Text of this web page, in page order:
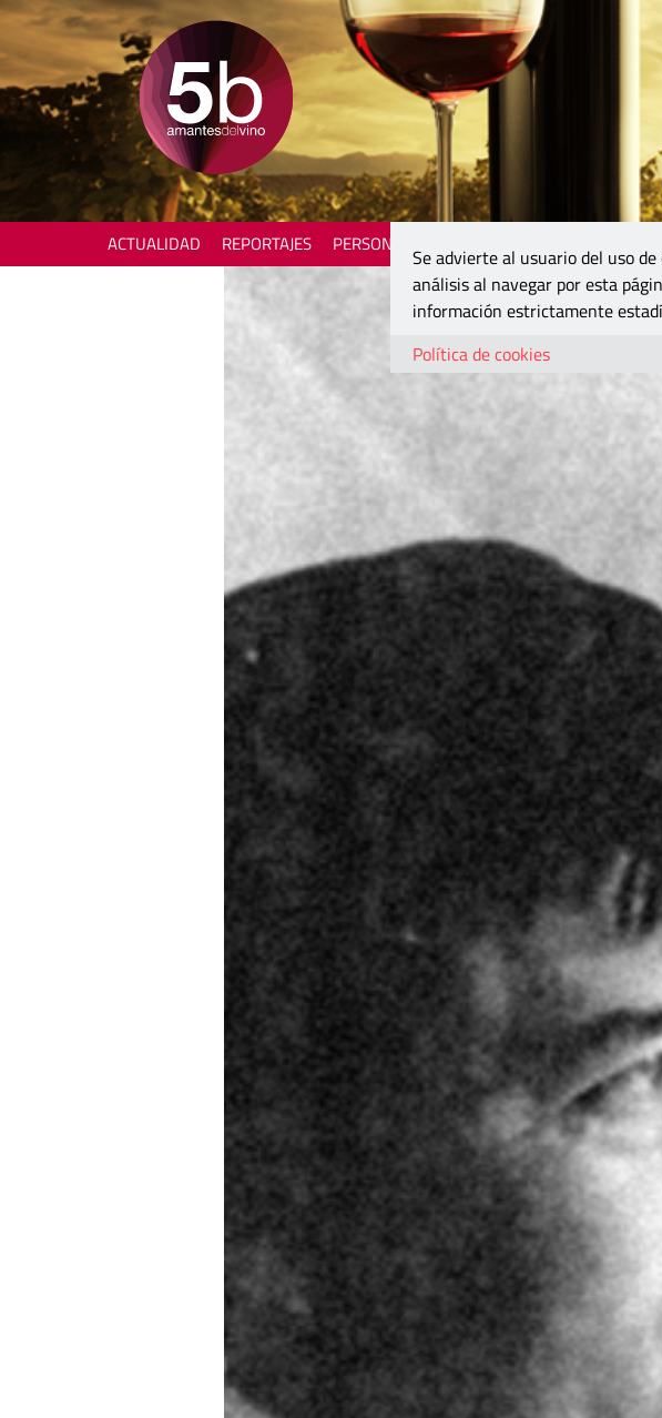
ACTUALIDAD REPORTAJES PERSONAJES
Se advierte al usuario del uso
análisis al navegar por esta
información estrictamente
Política de cookies